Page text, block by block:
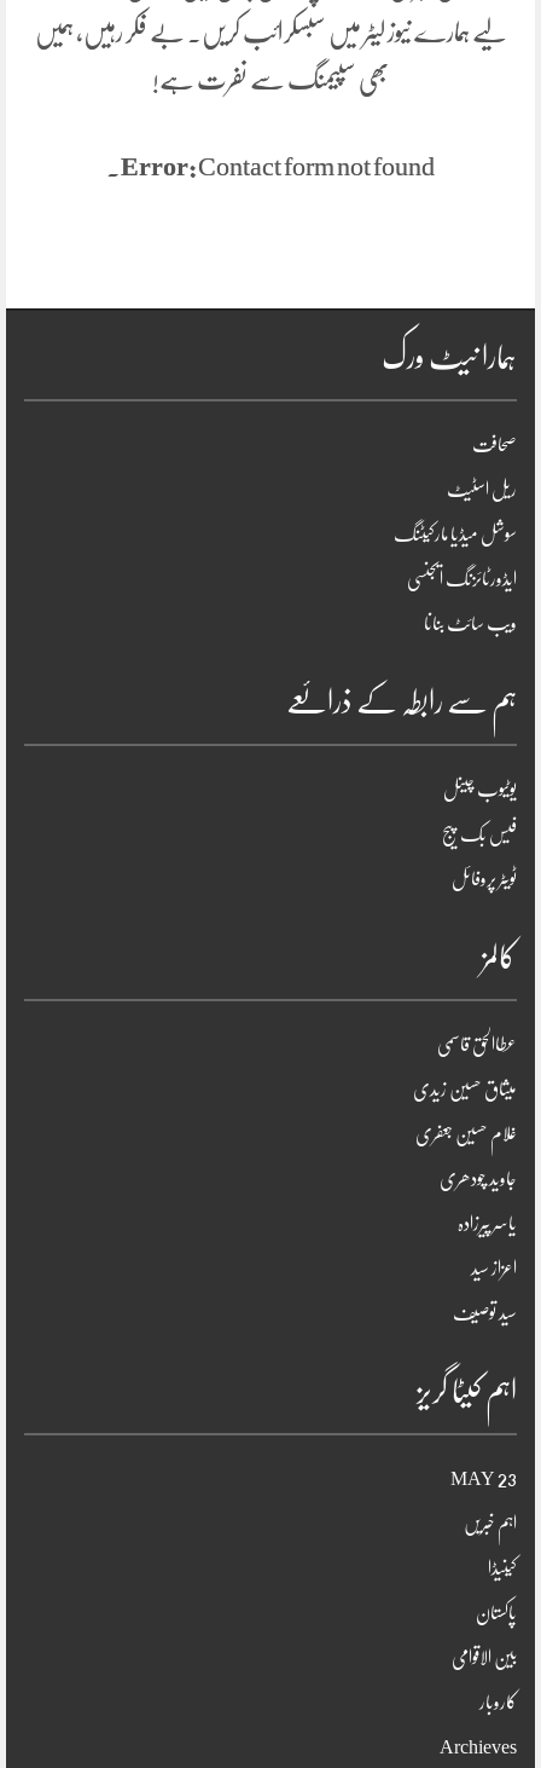
لیے ہمارے نیوز لیٹر میں سبسکرائب کریں۔ بے فکر رہیں، ہمیں
بھی سپیمنگ سے نفرت ہے!
Error:Contact form not found.
ہمارا نیٹ ورک
صحافت
ریل اسٹیٹ
سوشل میڈیا مارکیٹنگ
ایڈورٹائزنگ ایجنسی
ویب سائٹ بنانا
ہم سے رابطہ کے ذرائعے
یوٹیوب چینل
فیس بک پیج
ٹویٹر پروفائل
کالمز
عطاالحق قاسمی
میثاق حسین زیدی
غلام حسین جعفری
جاوید چودھری
یاسر پیرزادہ
اعزاز سید
سید توصیف
اہم کیٹا گریز
23 MAY
اہم خبریں
کینیڈا
پاکستان
بین الاقوامی
کاروبار
Archieves